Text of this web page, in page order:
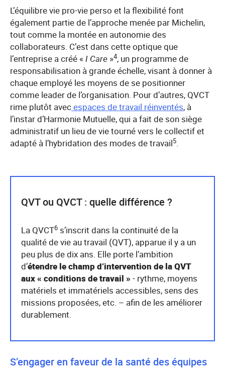
L’équilibre vie pro-vie perso et la flexibilité font
également partie de l’approche menée par Michelin,
tout comme la montée en autonomie des
collaborateurs. C’est dans cette optique que
l’entreprise a créé « I Care »4, un programme de
responsabilisation à grande échelle, visant à donner à
chaque employé les moyens de se positionner
comme leader de l’organisation. Pour d’autres, QVCT
rime plutôt avecespaces de travail réinventés, à
l’instar d’Harmonie Mutuelle, qui a fait de son siège
administratif un lieu de vie tourné vers le collectif et
adapté à l’hybridation des modes de travail5.
QVT ou QVCT : quelle différence ?
La QVCT6 s’inscrit dans la continuité de la
qualité de vie au travail (QVT), apparue il y a un
peu plus de dix ans. Elle porte l’ambition
d’étendre le champ d’intervention de la QVT
aux « conditions de travail » - rythme, moyens
matériels et immatériels accessibles, sens des
missions proposées, etc. – afin de les améliorer
durablement.
S’engager en faveur de la santé des équipes